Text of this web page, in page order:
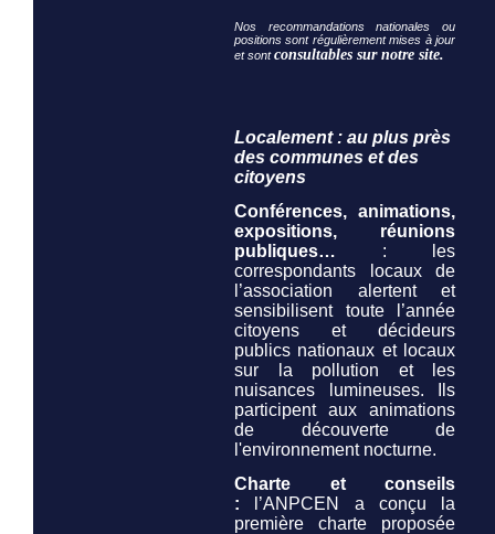
Nos recommandations nationales ou
positions sont régulièrement mises à jour
et sontconsultables sur notre site.
Localement : au plus près
des communes et des
citoyens
Conférences, animations,
expositions, réunions
publiques… : les
correspondants locaux de
l’association alertent et
sensibilisent toute l’année
citoyens et décideurs
publics nationaux et locaux
sur la pollution et les
nuisances lumineuses. Ils
participent aux animations
de découverte de
l'environnement nocturne.
Charte et conseils
: l’ANPCEN a conçu la
première charte proposée